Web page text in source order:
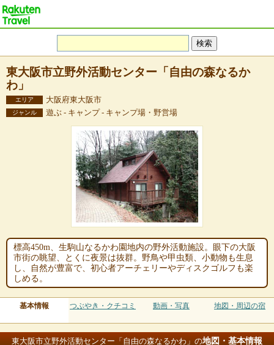
東大阪市立野外活動センター「自由の森なるか
わ」
エリア 大阪府東大阪市
ジャンル 遊ぶ - キャンプ - キャンプ場・野営場
標高450m、生駒山なるかわ園地内の野外活動施設。眼下の大阪
市街の眺望、とくに夜景は抜群。野鳥や甲虫類、小動物も生息
し、自然が豊富で、初心者アーチェリーやディスクゴルフも楽
しめる。
基本情報 つぶやき・クチコミ 動画・写真 地図・周辺の宿
東大阪市立野外活動センター「自由の森なるかわ」の地図・基本情報